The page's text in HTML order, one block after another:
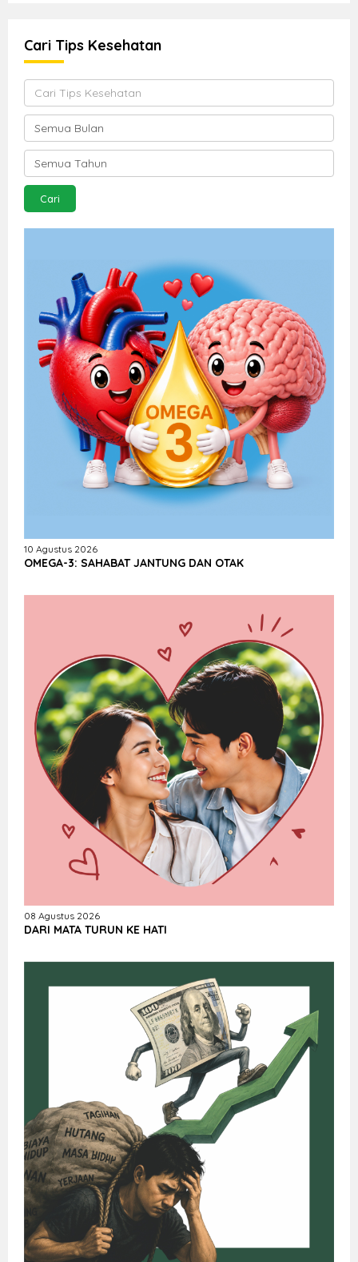
Cari Tips Kesehatan
10 Agustus 2026
OMEGA-3: SAHABAT JANTUNG DAN OTAK
08 Agustus 2026
DARI MATA TURUN KE HATI